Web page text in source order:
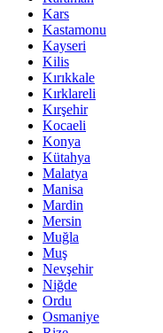
Kars
Kastamonu
Kayseri
Kilis
Kırıkkale
Kırklareli
Kırşehir
Kocaeli
Konya
Kütahya
Malatya
Manisa
Mardin
Mersin
Muğla
Muş
Nevşehir
Niğde
Ordu
Osmaniye